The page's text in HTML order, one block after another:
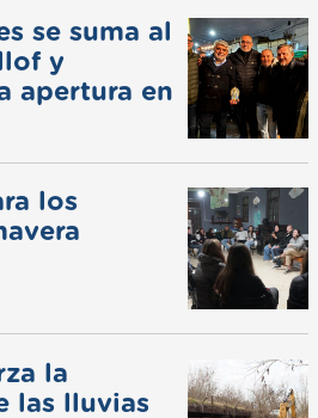
se suma al
y
apertura en
los
la
las lluvias